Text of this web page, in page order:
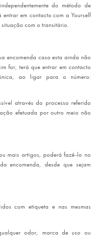
do método de
em contacto com a Yourself
com o transitário.
encomenda caso esta ainda não
for, terá que entrar em contacto
ao ligar para o número:
através do processo referido
efetuada por outro meio não
mais artigos, poderá fazê-lo no
encomenda, desde que sejam
com etiqueta e nas mesmas
odor, marca de uso ou